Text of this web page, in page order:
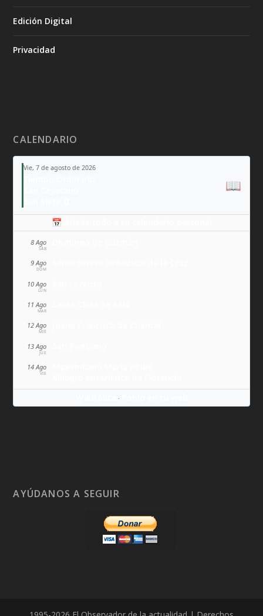
Edición Digital
Privacidad
CALENDARIO
Vie, 7 de agosto de 2026
📖
📅 Añade todo a tu calendario personal
8 Ago
SÁB
9 Ago
DOM
10 Ago
LUN
11 Ago
MAR
12 Ago
MIÉ
13 Ago
JUE
14 Ago
VIE
·
AYÚDANOS A SEGUIR